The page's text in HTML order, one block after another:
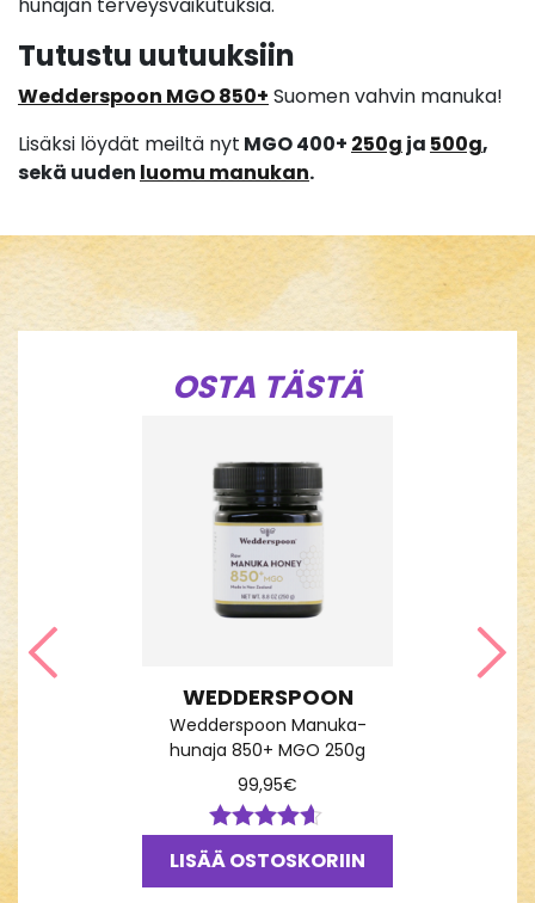
hunajan terveysvaikutuksia.
Tutustu uutuuksiin
Wedderspoon MGO 850+ Suomen vahvin manuka!
Lisäksi löydät meiltä nyt MGO 400+ 250g ja 500g,
sekä uuden luomu manukan.
OSTA TÄSTÄ
WEDDERSPOON
Wedderspoon Manuka-
hunaja 850+ MGO 250g
99,95€
Arvostelu
tuotteesta:
4.50/ 5
LISÄÄ OSTOSKORIIN
Edellinen